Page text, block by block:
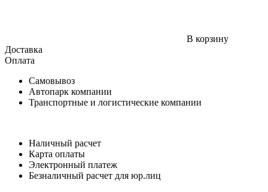
В корзину
Доставка
Оплата
Самовывоз
Автопарк компании
Транспортные и логистические компании
Наличный расчет
Карта оплаты
Электронный платеж
Безналичный расчет для юр.лиц